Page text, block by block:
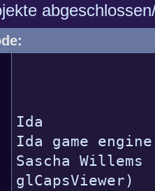
Ida
Ida game
Sascha
glCapsViewer)